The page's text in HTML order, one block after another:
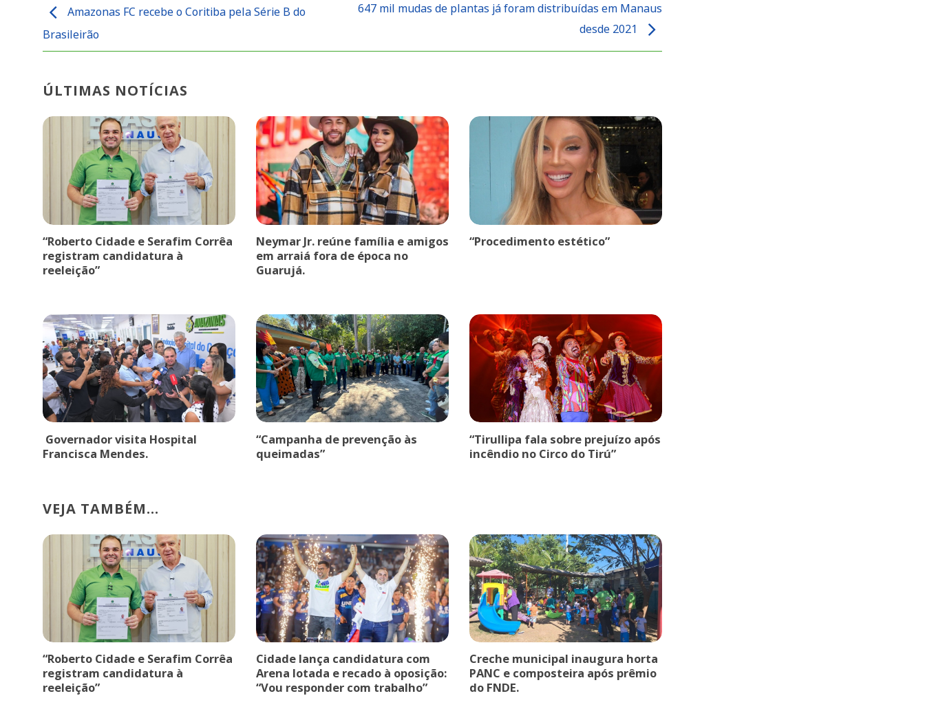
Amazonas FC recebe o Coritiba pela Série B do
Brasileirão
647 mil mudas de plantas já foram distribuídas em Manaus
desde 2021
ÚLTIMAS NOTÍCIAS
“Roberto Cidade e Serafim Corrêa
registram candidatura à
reeleição”
Neymar Jr. reúne família e amigos
em arraiá fora de época no
Guarujá.
“Procedimento estético”
Governador visita Hospital
Francisca Mendes.
“Campanha de prevenção às
queimadas”
“Tirullipa fala sobre prejuízo após
incêndio no Circo do Tirú”
VEJA TAMBÉM...
“Roberto Cidade e Serafim Corrêa
registram candidatura à
reeleição”
Cidade lança candidatura com
Arena lotada e recado à oposição:
“Vou responder com trabalho”
Creche municipal inaugura horta
PANC e composteira após prêmio
do FNDE.